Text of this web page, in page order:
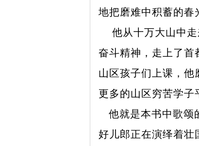
地把磨难中积蓄的春
他从十万大山中走
奋斗精神，走上了首
山区孩子们上课，他
更多的山区穷苦学子
他就是本书中歌颂
好儿郎正在演绎着壮